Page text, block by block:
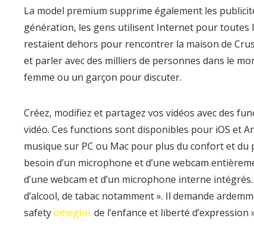
La model premium supprime également les
génération, les gens utilisent Internet pour toutes
restaient dehors pour rencontrer la maison de
et parler avec des milliers de personnes dans le
femme ou un garçon pour discuter.
Créez, modifiez et partagez vos vidéos avec des
vidéo. Ces functions sont disponibles pour iOS et
musique sur PC ou Mac pour plus du confort et du
besoin d’un microphone et d’une webcam
d’une webcam et d’un microphone interne
d’alcool, de tabac notamment ». Il demande
safetyomegke. de l’enfance et liberté d’expression